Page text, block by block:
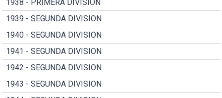
1938 - PRIMERA DIVISION
1939 - SEGUNDA DIVISION
1940 - SEGUNDA DIVISION
1941 - SEGUNDA DIVISION
1942 - SEGUNDA DIVISION
1943 - SEGUNDA DIVISION